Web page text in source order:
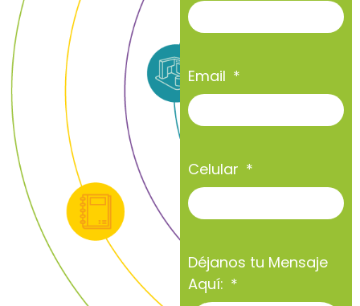
Email
Celular
Déjanos tu Mensaje
Aquí: